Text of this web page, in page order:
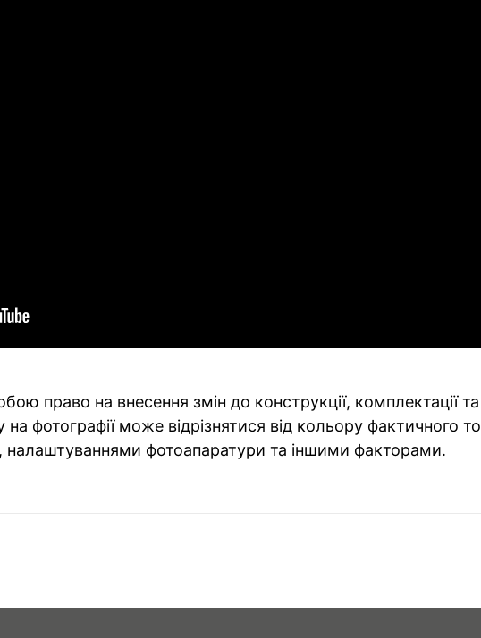
право на внесення змін до конструкції, комплектації
фотографії може відрізнятися від кольору фактичного
фотоапаратури та іншими факторами.